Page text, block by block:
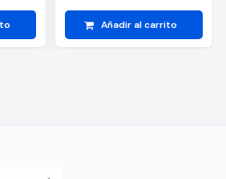
Añadir al carrito